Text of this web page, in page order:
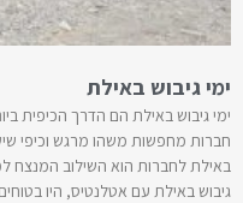
ימי גיבוש באילת
ימי גיבוש באילת הם הדרך הכיפית
חברות מחפשות משהו מרגש וכיפי
באילת לחברות הוא השילוב המנצח
גיבוש באילת עם אטלנטיס, היו